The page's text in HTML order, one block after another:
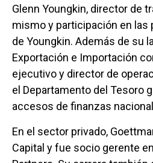
Glenn Youngkin, director de
mismo y participación en las
de Youngkin. Además de su
Exportación e Importación
ejecutivo y director de
el Departamento del Tesoro
accesos de finanzas
En el sector privado,
Capital y fue socio gerente